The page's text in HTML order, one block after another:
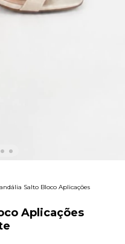
Salto Bloco Aplicações
Aplicações